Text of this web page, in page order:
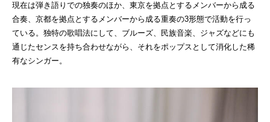
現在は弾き語りでの独奏のほか、東京を拠点とするメンバーから成る
合奏、京都を拠点とするメンバーから成る重奏の3形態で活動を行っ
ている。独特の歌唱法にして、ブルーズ、民族音楽、ジャズなどにも
通じたセンスを持ち合わせながら、それをポップスとして消化した稀
有なシンガー。